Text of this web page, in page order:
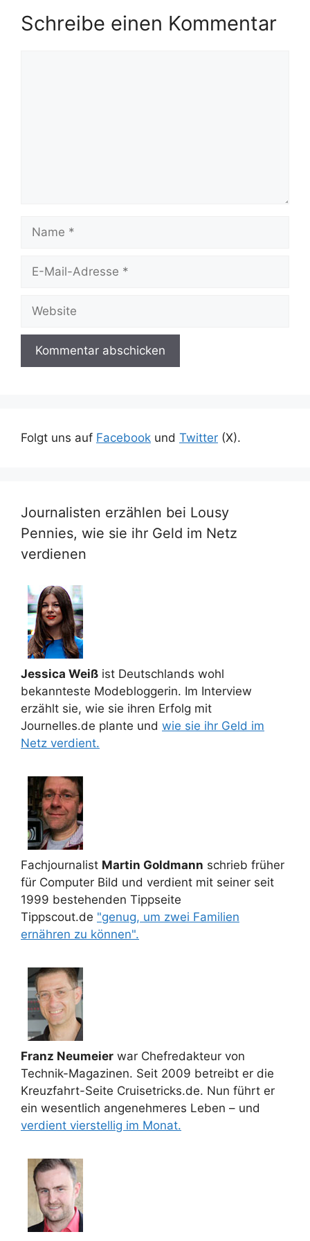
Schreibe einen Kommentar
Name
Website
Folgt uns auf Facebook und Twitter (X).
Journalisten erzählen bei Lousy
Pennies, wie sie ihr Geld im Netz
verdienen
Jessica Weiß ist Deutschlands wohl
bekannteste Modebloggerin. Im Interview
erzählt sie, wie sie ihren Erfolg mit
Journelles.de plante und wie sie ihr Geld im
Netz verdient.
Fachjournalist Martin Goldmann schrieb früher
für Computer Bild und verdient mit seiner seit
1999 bestehenden Tippseite
Tippscout.de "genug, um zwei Familien
ernähren zu können".
Franz Neumeier war Chefredakteur von
Technik-Magazinen. Seit 2009 betreibt er die
Kreuzfahrt-Seite Cruisetricks.de. Nun führt er
ein wesentlich angenehmeres Leben – und
verdient vierstellig im Monat.